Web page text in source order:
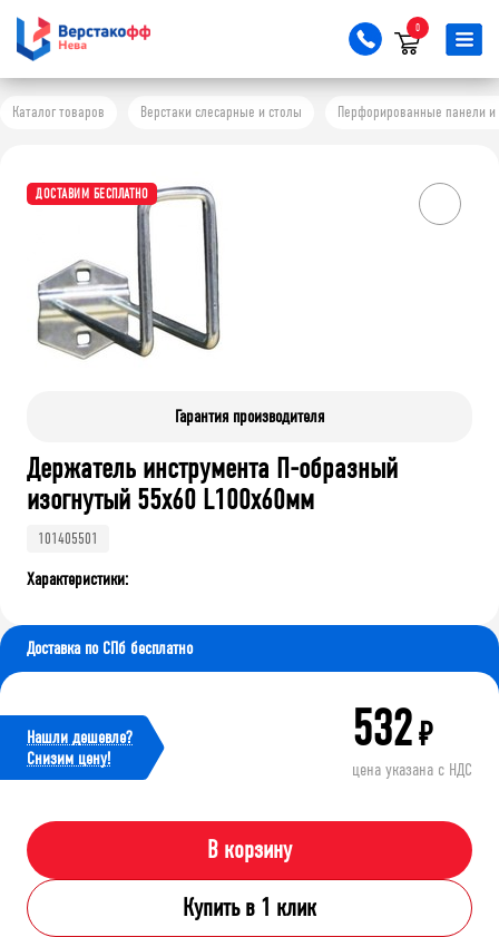
0
Каталог товаров Верстаки слесарные и столы Перфорированные панели и
ДОСТАВИМ БЕСПЛАТНО
Гарантия производителя
Держатель инструмента П-образный
изогнутый 55х60 L100х60мм
101405501
Характеристики:
Доставка по СПб бесплатно
Нашли дешевле?
Cнизим цену!
532₽
цена указана с НДС
В корзину
Купить в 1 клик